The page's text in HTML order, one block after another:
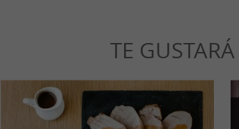
TE GUSTARÁ